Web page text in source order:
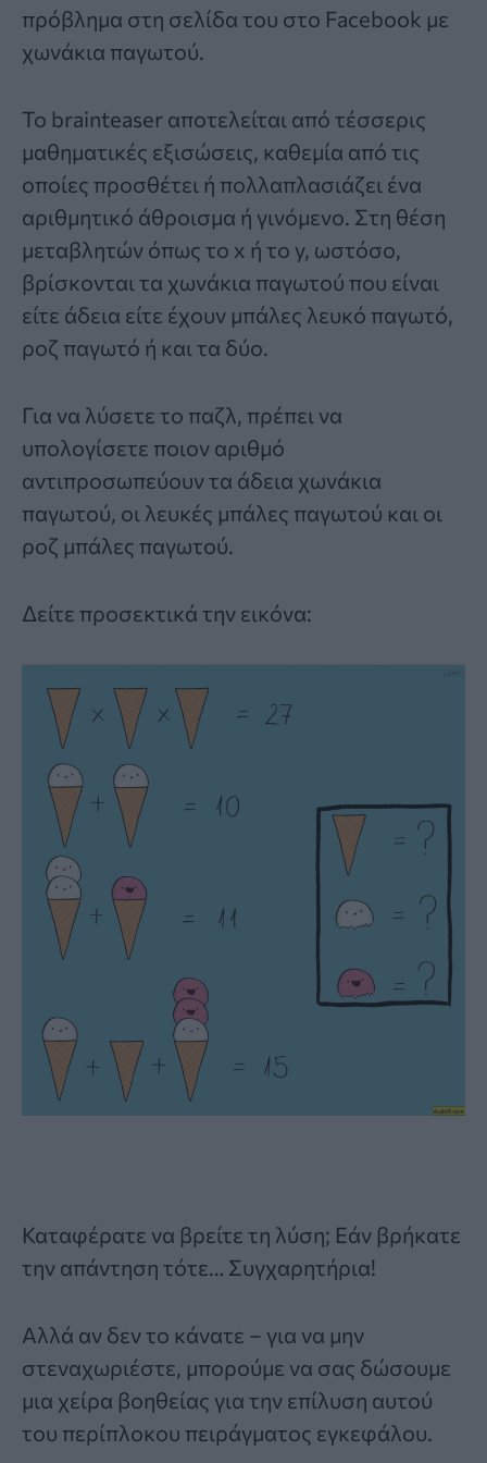
πρόβλημα στη σελίδα του στο Facebook με
χωνάκια παγωτού.
Το brainteaser αποτελείται από τέσσερις
μαθηματικές εξισώσεις, καθεμία από τις
οποίες προσθέτει ή πολλαπλασιάζει ένα
αριθμητικό άθροισμα ή γινόμενο. Στη θέση
μεταβλητών όπως το x ή το y, ωστόσο,
βρίσκονται τα χωνάκια παγωτού που είναι
είτε άδεια είτε έχουν μπάλες λευκό παγωτό,
ροζ παγωτό ή και τα δύο.
Για να λύσετε το παζλ, πρέπει να
υπολογίσετε ποιον αριθμό
αντιπροσωπεύουν τα άδεια χωνάκια
παγωτού, οι λευκές μπάλες παγωτού και οι
ροζ μπάλες παγωτού.
Δείτε προσεκτικά την εικόνα:
Καταφέρατε να βρείτε τη λύση; Εάν βρήκατε
την απάντηση τότε… Συγχαρητήρια!
Αλλά αν δεν το κάνατε – για να μην
στεναχωριέστε, μπορούμε να σας δώσουμε
μια χείρα βοηθείας για την επίλυση αυτού
του περίπλοκου πειράγματος εγκεφάλου.